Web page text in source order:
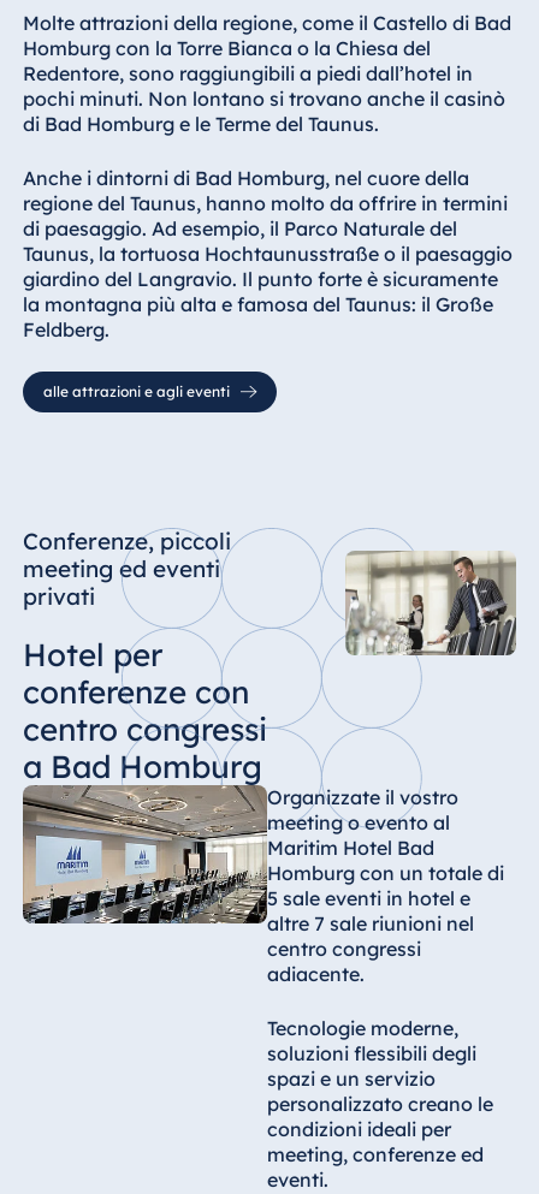
Molte attrazioni della regione, come il Castello di Bad
Homburg con la Torre Bianca o la Chiesa del
Redentore, sono raggiungibili a piedi dall’hotel in
pochi minuti. Non lontano si trovano anche il casinò
di Bad Homburg e le Terme del Taunus.
Anche i dintorni di Bad Homburg, nel cuore della
regione del Taunus, hanno molto da offrire in termini
di paesaggio. Ad esempio, il Parco Naturale del
Taunus, la tortuosa Hochtaunusstraße o il paesaggio
giardino del Langravio. Il punto forte è sicuramente
la montagna più alta e famosa del Taunus: il Große
Feldberg.
alle attrazioni e agli eventi
Conferenze, piccoli
meeting ed eventi
privati
Hotel per
conferenze con
centro congressi
a Bad Homburg
Organizzate il vostro
meeting o evento al
Maritim Hotel Bad
Homburg con un totale di
5 sale eventi in hotel e
altre 7 sale riunioni nel
centro congressi
adiacente.
Tecnologie moderne,
soluzioni flessibili degli
spazi e un servizio
personalizzato creano le
condizioni ideali per
meeting, conferenze ed
eventi.